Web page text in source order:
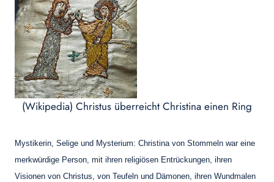
(Wikipedia) Christus überreicht Christina einen Ring
Mystikerin, Selige und Mysterium: Christina von Stommeln war eine
merkwürdige Person, mit ihren religiösen Entrückungen, ihren
Visionen von Christus, von Teufeln und Dämonen, ihren Wundmalen